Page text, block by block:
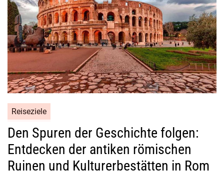
a
n
s
a
n
i
a
s
b
e
r
ü
Reiseziele
Den Spuren der Geschichte folgen:
Entdecken der antiken römischen
Ruinen und Kulturerbestätten in Rom